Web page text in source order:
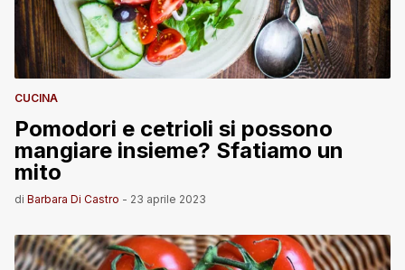
CUCINA
Pomodori e cetrioli si possono
mangiare insieme? Sfatiamo un
mito
di Barbara Di Castro - 23 aprile 2023